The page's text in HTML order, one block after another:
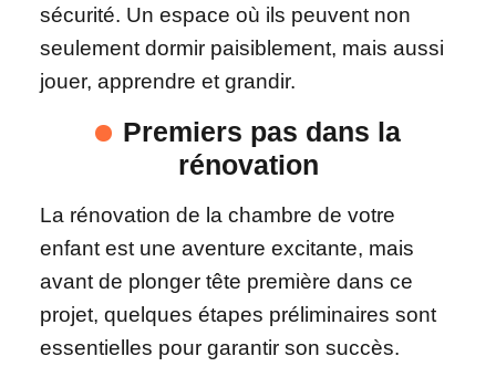
sécurité. Un espace où ils peuvent non
seulement dormir paisiblement, mais aussi
jouer, apprendre et grandir.
Premiers pas dans la
rénovation
La rénovation de la chambre de votre
enfant est une aventure excitante, mais
avant de plonger tête première dans ce
projet, quelques étapes préliminaires sont
essentielles pour garantir son succès.